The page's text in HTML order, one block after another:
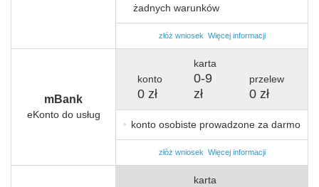
żadnych warunków
złóż wniosek Więcej informacji
mBank
eKonto do usług
konto
0 zł
karta
0-9
zł
przelew
0 zł
konto osobiste prowadzone za darmo
złóż wniosek Więcej informacji
karta